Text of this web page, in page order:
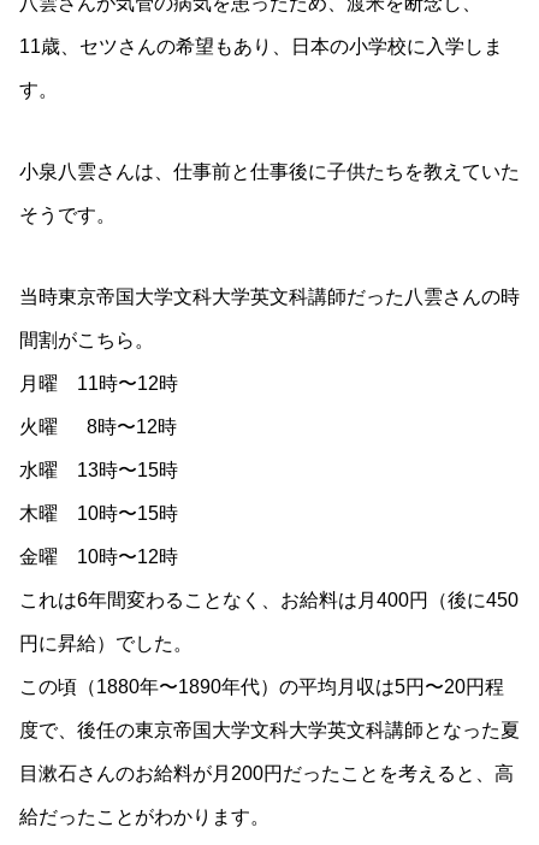
11歳、セツさんの希望もあり、日本の小学校に入学しま
す。
小泉八雲さんは、仕事前と仕事後に子供たちを教えていた
そうです。
当時東京帝国大学文科大学英文科講師だった八雲さんの時
間割がこちら。
月曜 11時〜12時
火曜 8時〜12時
水曜 13時〜15時
木曜 10時〜15時
金曜 10時〜12時
これは6年間変わることなく、お給料は月400円（後に450
円に昇給）でした。
この頃（1880年〜1890年代）の平均月収は5円〜20円程
度で、後任の東京帝国大学文科大学英文科講師となった夏
目漱石さんのお給料が月200円だったことを考えると、高
給だったことがわかります。